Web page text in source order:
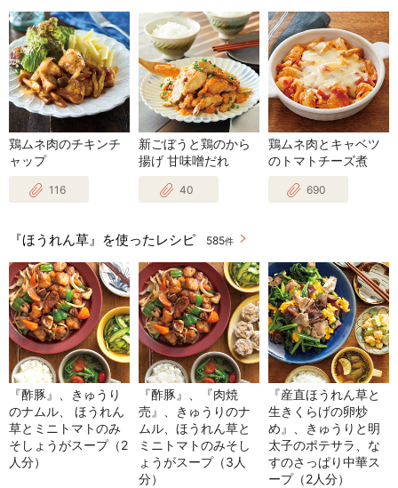
鶏ムネ肉のチキンチ
ャップ
116
新ごぼうと鶏のから
揚げ 甘味噌だれ
40
鶏ムネ肉とキャベツ
のトマトチーズ煮
690
『ほうれん草』を使ったレシピ 585件
『酢豚』、きゅうり
のナムル、 ほうれん
草とミニトマトのみ
そしょうがスープ（2
人分）
『酢豚』、『肉焼
売』、きゅうりのナ
ムル、ほうれん草と
ミニトマトのみそし
ょうがスープ（3人
分）
『産直ほうれん草と
生きくらげの卵炒
め』、きゅうりと明
太子のポテサラ、な
すのさっぱり中華ス
ープ（2人分）